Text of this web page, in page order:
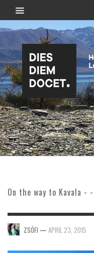
On the way to Kavala -
ZSÓFI — APRIL 23, 2015